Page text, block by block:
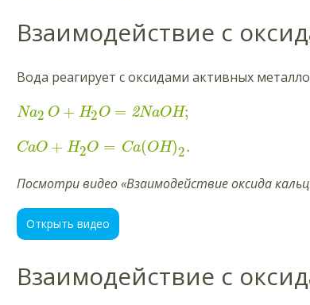
Взаимодействие с
Вода реагирует с оксидами активных
Na2 O + H2O = 2NaOH;
CaO + H2O = Ca(OH)2.
Посмотри видео «Взаимодействие оксида
Открыть видео
Взаимодействие с